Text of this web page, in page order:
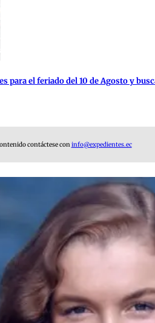
para el feriado del 10 de Agosto y
contáctese coninfo@expedientes.ec